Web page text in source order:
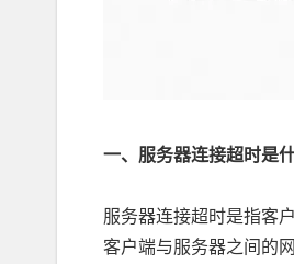
一、服务器连接超时是
服务器连接超时是指客
客户端与服务器之间的